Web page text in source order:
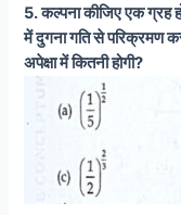
5. कल्पना कीजिए एक ग्रह
में दुगना गति से परिक्रमण
अपेक्षा में कितनी होगी?